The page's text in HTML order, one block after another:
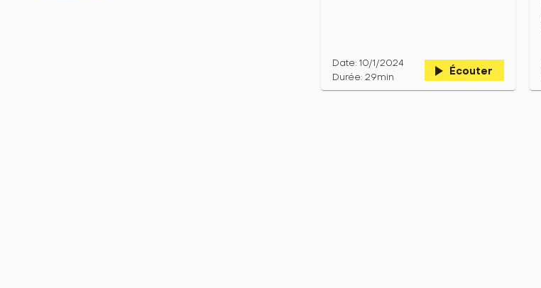
Date: 10/1/2024
Durée: 29min
play_arrow Écouter